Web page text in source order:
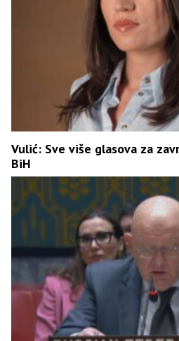
Vulić: Sve više glasova za
BiH